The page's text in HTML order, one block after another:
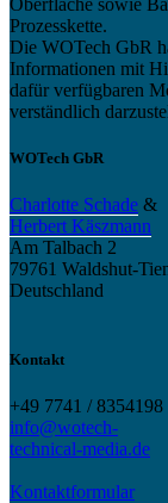
Oberfläche sowie
Prozesskette.
Die WOTech GbR
Informationen mit
dafür verfügbaren
verständlich
WOTech GbR
Charlotte Schade &
Herbert Käszmann
Am Talbach 2
79761 Waldshut-
Deutschland
Kontakt
+49 7741 / 8354198
info@wotech-
technical-media.de
Kontaktformular